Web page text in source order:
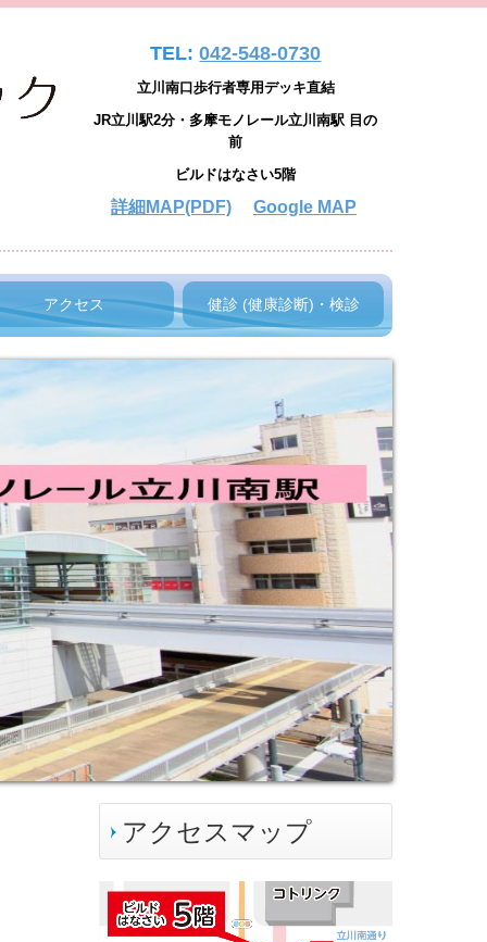
TEL:042-548-0730
立川南口歩行者専用デッキ直結
JR立川駅2分・多摩モノレール立川南駅 目の
前
ビルドはなさい5階
詳細MAP(PDF) Google MAP
アクセス 健診 (健康診断)・検診
アクセスマップ